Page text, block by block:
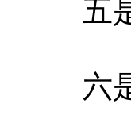
五
六